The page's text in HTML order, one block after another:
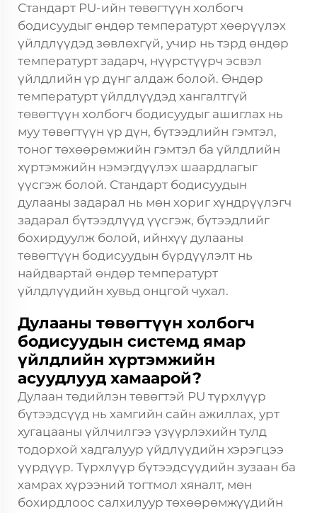
Стандарт PU-ийн төвөгтүүн холбогч
бодисуудыг өндөр температурт хөөрүүлэх
үйлдлүүдэд зөвлөхгүй, учир нь тэрд өндөр
температурт задарч, нүүрстүүрч эсвэл
үйлдлийн үр дүнг алдаж болой. Өндөр
температурт үйлдлүүдэд хангалтгүй
төвөгтүүн холбогч бодисуудыг ашиглах нь
муу төвөгтүүн үр дүн, бүтээдлийн гэмтэл,
тоног төхөөрөмжийн гэмтэл ба үйлдлийн
хүртэмжийн нэмэгдүүлэх шаардлагыг
үүсгэж болой. Стандарт бодисуудын
дулааны задарал нь мөн хориг хүндрүүлэгч
задарал бүтээдлүүд үүсгэж, бүтээдлийг
бохирдуулж болой, ийнхүү дулааны
төвөгтүүн бодисуудын бүрдүүлэлт нь
найдвартай өндөр температурт
үйлдлүүдийн хувьд онцгой чухал.
Дулааны төвөгтүүн холбогч
бодисуудын системд ямар
үйлдлийн хүртэмжийн
асуудлууд хамаарой?
Дулаан төдийлэн төвөгтэй PU түрхлүүр
бүтээдсүүд нь хамгийн сайн ажиллах, урт
хугацааны үйлчилгээ үзүүрлэхийн тулд
тодорхой хадгалуур үйдлүүдийн хэрэгцээ
үүрдүүр. Түрхлүүр бүтээдсүүдийн зузаан ба
хамрах хүрээний тогтмол хяналт, мөн
бохирдлоос салхилуур төхөөрөмжүүдийн